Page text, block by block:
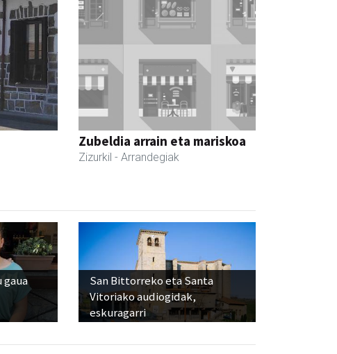
Zubeldia arrain eta mariskoa
Zizurkil - Arrandegiak
San Bittorreko eta Santa
Vitoriako audiogidak,
eskuragarri